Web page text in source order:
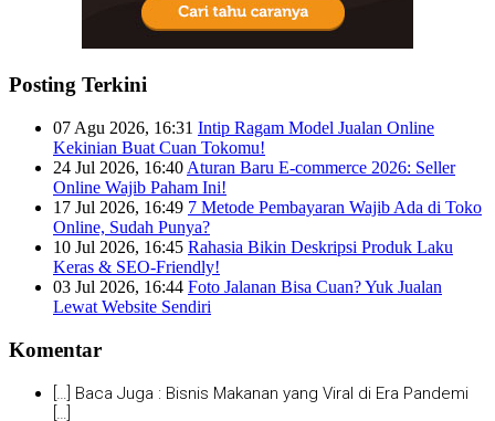
Posting Terkini
07 Agu 2026, 16:31 Intip Ragam Model Jualan Online
Kekinian Buat Cuan Tokomu!
24 Jul 2026, 16:40 Aturan Baru E-commerce 2026: Seller
Online Wajib Paham Ini!
17 Jul 2026, 16:49 7 Metode Pembayaran Wajib Ada di Toko
Online, Sudah Punya?
10 Jul 2026, 16:45 Rahasia Bikin Deskripsi Produk Laku
Keras & SEO-Friendly!
03 Jul 2026, 16:44 Foto Jalanan Bisa Cuan? Yuk Jualan
Lewat Website Sendiri
Komentar
[…] Baca Juga : Bisnis Makanan yang Viral di Era Pandemi